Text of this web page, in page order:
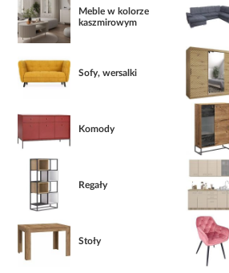
Meble w kolorze
kaszmirowym
Sofy, wersalki
Komody
Regały
Stoły